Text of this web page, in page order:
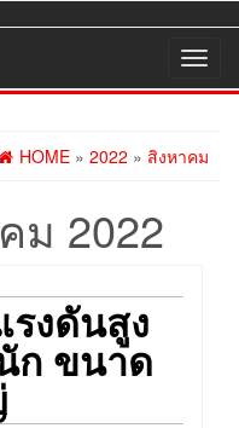
HOME » 2022 » สิงหาคม
ม 2022
รงดันสูง
ก ขนาด